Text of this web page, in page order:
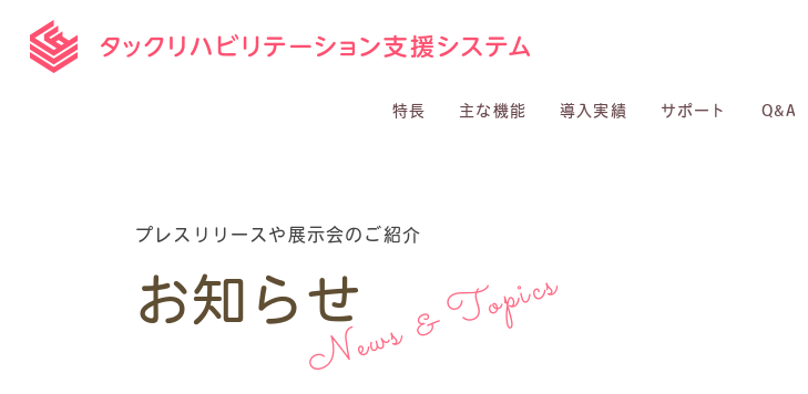
特長 主な機能 導入実績 サポート Q&A
プレスリリースや展示会のご紹介
お知らせNews & Topics